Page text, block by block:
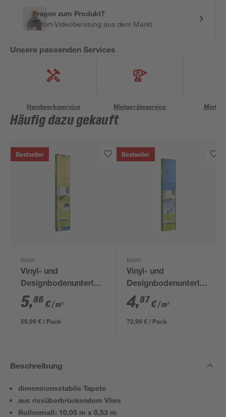
Fragen zum Produkt?
Sofort-Videoberatung aus dem Markt
Unsere passenden Services
Handwerksservice Mietgeräteservice
Häufig dazu gekauft
Bestseller
toom
Vinyl- und
Designbodenunterlage
'Aquastop' 1,5 mm,
1,2 x 8,5 m, 10,2 m² +
Tape
5,88 €/ m²
59,99 € / Pack
Bestseller
toom
Vinyl- und
Designbodenunterlage
1 mm, 1,2 x 12,5 m, 15
m²
4,87€/ m²
72,99 € / Pack
Beschreibung
dimensionsstabile Tapete
aus rissüberbrückendem Vlies
Rollenmaß: 10,05 m x 0,53 m